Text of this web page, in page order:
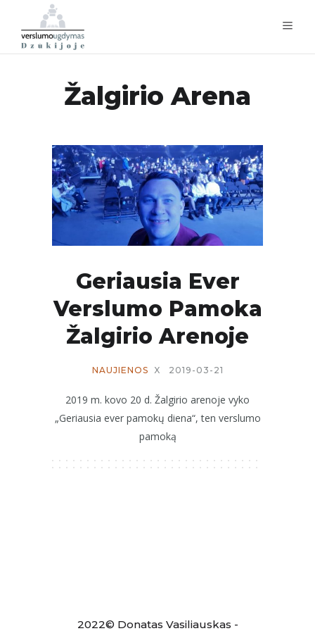
Žalgirio Arena
Geriausia Ever
Verslumo Pamoka
Žalgirio Arenoje
NAUJIENOS X 2019-03-21
2019 m. kovo 20 d. Žalgirio arenoje vyko
„Geriausia ever pamokų diena“, ten verslumo
pamoką
2022© Donatas Vasiliauskas -